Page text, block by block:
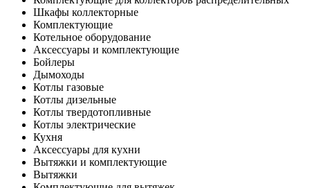
Шкафы коллекторные
Комплектующие
Котельное оборудование
Аксессуары и комплектующие
Бойлеры
Дымоходы
Котлы газовые
Котлы дизельные
Котлы твердотопливные
Котлы электрические
Кухня
Аксессуары для кухни
Вытяжки и комплектующие
Вытяжки